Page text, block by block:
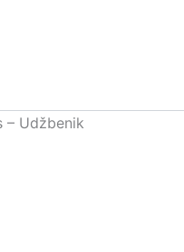
– Udžbenik